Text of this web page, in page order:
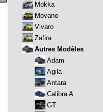
Mokka
Movano
Vivaro
Zafira
Autres Modèles
Adam
Agila
Antara
Calibra A
GT